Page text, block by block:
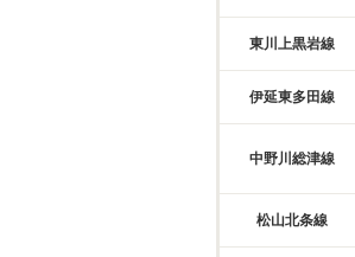
東川上黒岩線
伊延東多田線
中野川総津線
松山北条線